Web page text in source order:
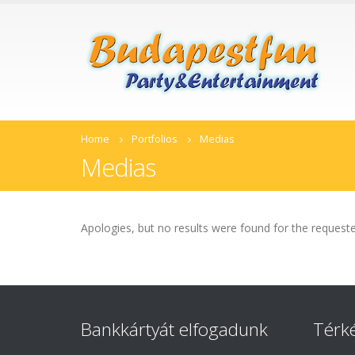
Home Portfolios Medias
Medias
Apologies, but no results were found for the
Bankkártyát elfogadunk